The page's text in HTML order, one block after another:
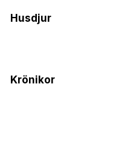
Husdjur
Krönikor